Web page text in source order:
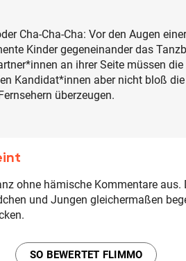
Cha-Cha-Cha: Vor den Augen
Kinder gegeneinander das
an ihrer Seite müssen
Kandidat*innen aber nicht bloß
überzeugen.
ohne hämische Kommentare aus.
und Jungen gleichermaßen
SO BEWERTET FLIMMO